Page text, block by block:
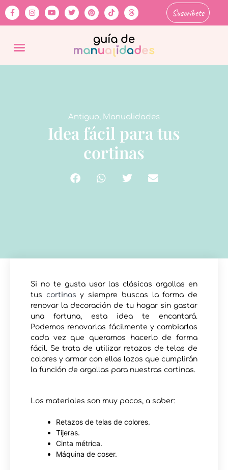
Suscríbete
Antiguo, Manualidades
Idea fácil para tus
cortinas
Si no te gusta usar las clásicas argollas en
tus cortinas y siempre buscas la forma de
renovar la decoración de tu hogar sin gastar
una fortuna, esta idea te encantará.
Podemos renovarlas fácilmente y cambiarlas
cada vez que queramos hacerlo de forma
fácil. Se trata de utilizar retazos de telas de
colores y armar con ellas lazos que cumplirán
la función de argollas para nuestras cortinas.
Los materiales son muy pocos, a saber:
Retazos de telas de colores.
Tijeras.
Cinta métrica.
Máquina de coser.